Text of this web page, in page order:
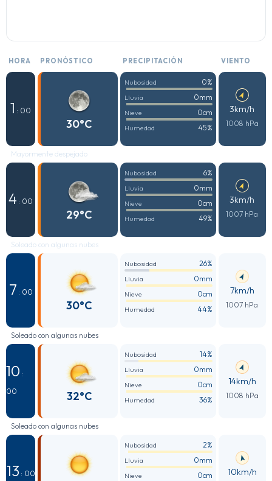
HORA PRONÓSTICO PRECIPITACIÓN VIENTO
1 : 00
30°C
Nubosidad 0%
Lluvia 0mm
Nieve 0cm
Humedad 45%
3km/h
1008 hPa
Mayormente despejado
4 : 00
29°C
Nubosidad 6%
Lluvia 0mm
Nieve 0cm
Humedad 49%
3km/h
1007 hPa
Soleado con algunas nubes
7 : 00
30°C
Nubosidad 26%
Lluvia 0mm
Nieve 0cm
Humedad 44%
7km/h
1007 hPa
Soleado con algunas nubes
10 :
00
32°C
Nubosidad 14%
Lluvia 0mm
Nieve 0cm
Humedad 36%
14km/h
1008 hPa
Soleado con algunas nubes
13 : 00
Nubosidad 2%
Lluvia 0mm
Nieve 0cm 10km/h